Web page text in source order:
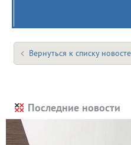
Вернуться к списку
Последние новости